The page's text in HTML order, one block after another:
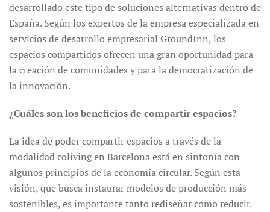
desarrollado este tipo de soluciones alternativas dentro de
España. Según los expertos de la empresa especializada en
servicios de desarrollo empresarial GroundInn, los
espacios compartidos ofrecen una gran oportunidad para
la creación de comunidades y para la democratización de
la innovación.
¿Cuáles son los beneficios de compartir espacios?
La idea de poder compartir espacios a través de la
modalidad coliving en Barcelona está en sintonía con
algunos principios de la economía circular. Según esta
visión, que busca instaurar modelos de producción más
sostenibles, es importante tanto rediseñar como reducir.